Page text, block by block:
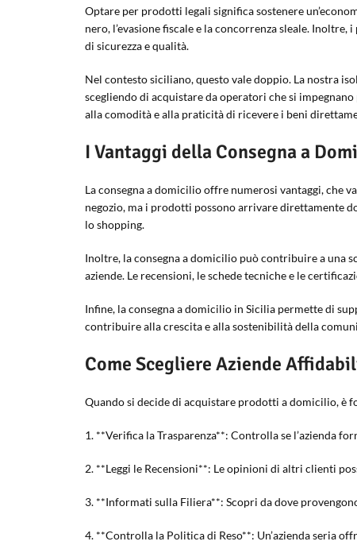
Optare per prodotti legali significa sostenere
nero, l’evasione fiscale e la concorrenza sleale.
di sicurezza e qualità.
Nel contesto siciliano, questo vale doppio. La nostra
scegliendo di acquistare da operatori che si
alla comodità e alla praticità di ricevere i beni
I Vantaggi della Consegna a
La consegna a domicilio offre numerosi vantaggi, che
negozio, ma i prodotti possono arrivare direttamente
lo shopping.
Inoltre, la consegna a domicilio può contribuire a una
aziende. Le recensioni, le schede tecniche e le
Infine, la consegna a domicilio in Sicilia permette di
contribuire alla crescita e alla sostenibilità della
Come Scegliere Aziende
Quando si decide di acquistare prodotti a domicilio, è
1. **Verifica la Trasparenza**: Controlla se l’azienda
2. **Leggi le Recensioni**: Le opinioni di altri clienti
3. **Informati sulla Filiera**: Scopri da dove
4. **Controlla la Politica di Reso**: Un’azienda seria